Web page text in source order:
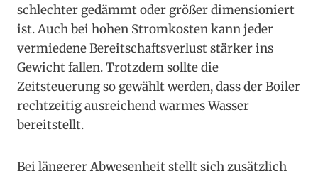
schlechter gedämmt oder größer dimensioniert
ist. Auch bei hohen Stromkosten kann jeder
vermiedene Bereitschaftsverlust stärker ins
Gewicht fallen. Trotzdem sollte die
Zeitsteuerung so gewählt werden, dass der Boiler
rechtzeitig ausreichend warmes Wasser
bereitstellt.
Bei längerer Abwesenheit stellt sich zusätzlich